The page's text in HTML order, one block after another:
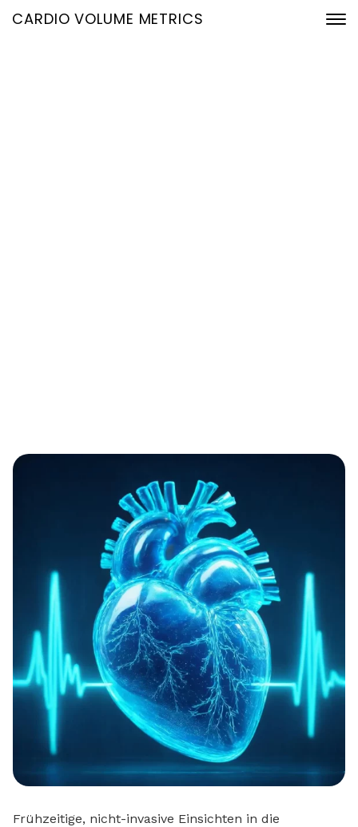
CARDIO VOLUME METRICS
Frühzeitige, nicht-invasive Einsichten in die